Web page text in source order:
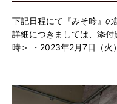
下記日程にて『みそ吟』の
詳細につきましては、添
時＞ ・2023年2月7日（